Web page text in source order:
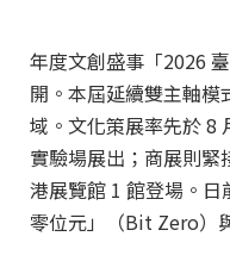
年度文創盛事「2026
開。本屆延續雙主軸模
域。文化策展率先於 8
實驗場展出；商展則緊
港展覽館 1 館登場。
零位元」（Bit Zero）